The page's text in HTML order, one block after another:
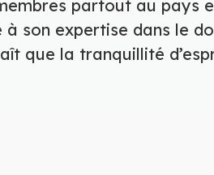
partout au pays
son expertise dans le
que la tranquillité